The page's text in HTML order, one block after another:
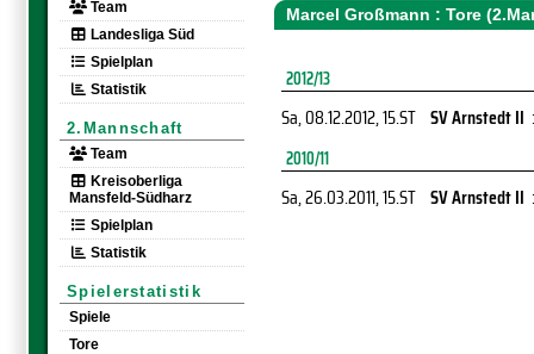
Team
Landesliga Süd
Spielplan
Statistik
2.Mannschaft
Team
Kreisoberliga
Mansfeld-Südharz
Spielplan
Statistik
Spielerstatistik
Spiele
Tore
Marcel Großmann : Tore
2012/13
Sa, 08.12.2012, 15.ST SV Arnstedt II :
2010/11
Sa, 26.03.2011, 15.ST SV Arnstedt II :